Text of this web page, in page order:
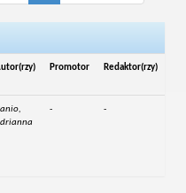
Promotor Redaktor(rzy)
- -